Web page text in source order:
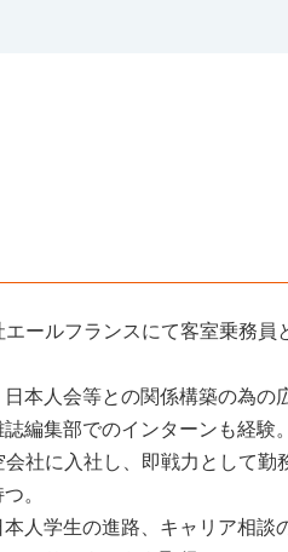
ールフランスにて客室乗務
本人会等との関係構築の為の
編集部でのインターンも経験。
社に入社し、即戦力として勤
。
人学生の進路、キャリア相談